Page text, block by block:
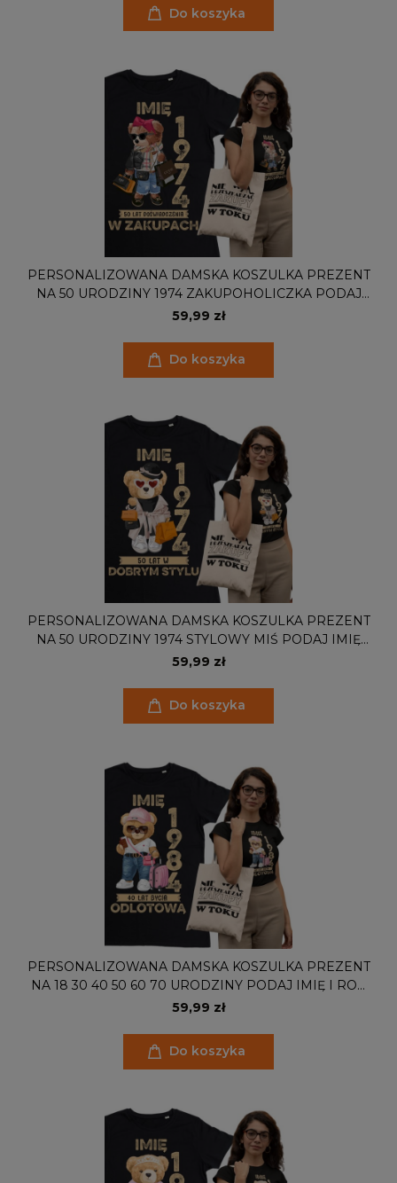
Do koszyka
PERSONALIZOWANA DAMSKA KOSZULKA PREZENT
NA 50 URODZINY 1974 ZAKUPOHOLICZKA PODAJ
IMIĘ TORBA GRATIS
59,99 zł
Do koszyka
PERSONALIZOWANA DAMSKA KOSZULKA PREZENT
NA 50 URODZINY 1974 STYLOWY MIŚ PODAJ IMIĘ
TORBA GRATIS
59,99 zł
Do koszyka
PERSONALIZOWANA DAMSKA KOSZULKA PREZENT
NA 18 30 40 50 60 70 URODZINY PODAJ IMIĘ I ROK
TORBA GRATIS
59,99 zł
Do koszyka